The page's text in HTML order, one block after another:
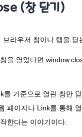
(창 닫기)
라우저 창이나 탭을 닫
을 열었다면
를 기준으로 열린 창만 닫
페이지나 Link를 통해
한다는 이야기이다.